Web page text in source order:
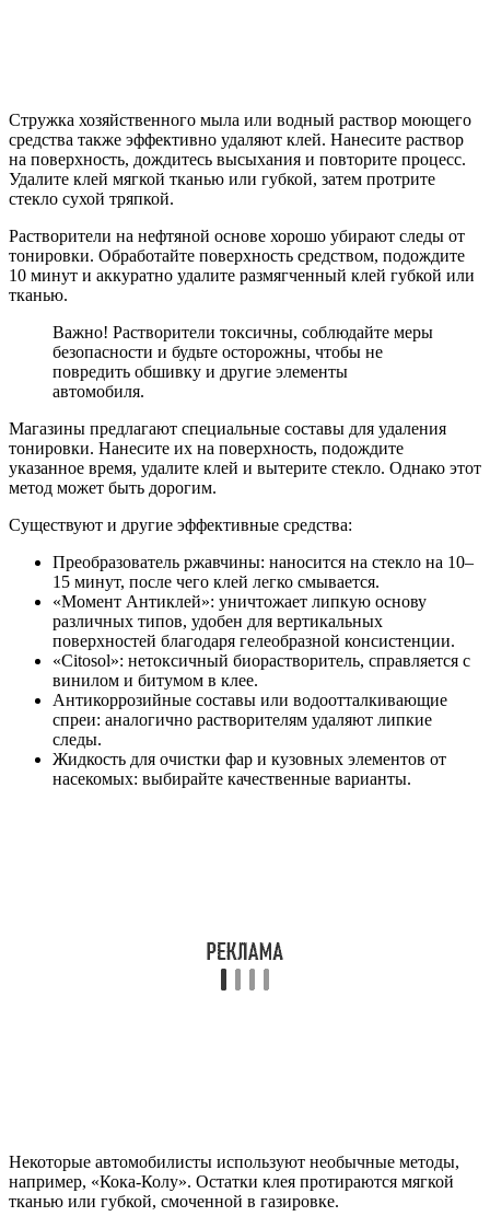
Стружка хозяйственного мыла или водный раствор моющего
средства также эффективно удаляют клей. Нанесите раствор
на поверхность, дождитесь высыхания и повторите процесс.
Удалите клей мягкой тканью или губкой, затем протрите
стекло сухой тряпкой.
Растворители на нефтяной основе хорошо убирают следы от
тонировки. Обработайте поверхность средством, подождите
10 минут и аккуратно удалите размягченный клей губкой или
тканью.
Важно! Растворители токсичны, соблюдайте меры
безопасности и будьте осторожны, чтобы не
повредить обшивку и другие элементы
автомобиля.
Магазины предлагают специальные составы для удаления
тонировки. Нанесите их на поверхность, подождите
указанное время, удалите клей и вытерите стекло. Однако этот
метод может быть дорогим.
Существуют и другие эффективные средства:
Преобразователь ржавчины: наносится на стекло на 10–
15 минут, после чего клей легко смывается.
«Момент Антиклей»: уничтожает липкую основу
различных типов, удобен для вертикальных
поверхностей благодаря гелеобразной консистенции.
«Citosol»: нетоксичный биорастворитель, справляется с
винилом и битумом в клее.
Антикоррозийные составы или водоотталкивающие
спреи: аналогично растворителям удаляют липкие
следы.
Жидкость для очистки фар и кузовных элементов от
насекомых: выбирайте качественные варианты.
Некоторые автомобилисты используют необычные методы,
например, «Кока-Колу». Остатки клея протираются мягкой
тканью или губкой, смоченной в газировке.